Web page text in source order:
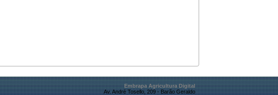
Embrapa Agricultura Digital
Av. André Tosello, 209 - Barão Geraldo